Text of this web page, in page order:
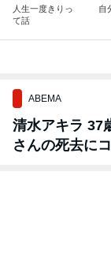
人生一度きりっ
て話
自
ABEMA
清水アキラ 37
さんの死去に